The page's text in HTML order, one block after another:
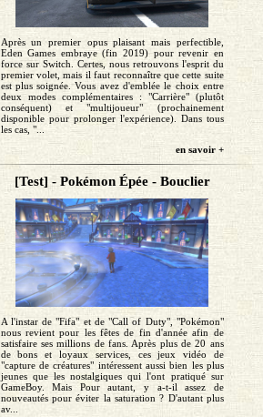
Après un premier opus plaisant mais perfectible,
Eden Games embraye (fin 2019) pour revenir en
force sur Switch. Certes, nous retrouvons l'esprit du
premier volet, mais il faut reconnaître que cette suite
est plus soignée. Vous avez d'emblée le choix entre
deux modes complémentaires : "Carrière" (plutôt
conséquent) et "multijoueur" (prochainement
disponible pour prolonger l'expérience). Dans tous
les cas, "...
en savoir +
[Test] - Pokémon Épée - Bouclier
A l'instar de "Fifa" et de "Call of Duty", "Pokémon"
nous revient pour les fêtes de fin d'année afin de
satisfaire ses millions de fans. Après plus de 20 ans
de bons et loyaux services, ces jeux vidéo de
"capture de créatures" intéressent aussi bien les plus
jeunes que les nostalgiques qui l'ont pratiqué sur
GameBoy. Mais Pour autant, y a-t-il assez de
nouveautés pour éviter la saturation ? D'autant plus
av...